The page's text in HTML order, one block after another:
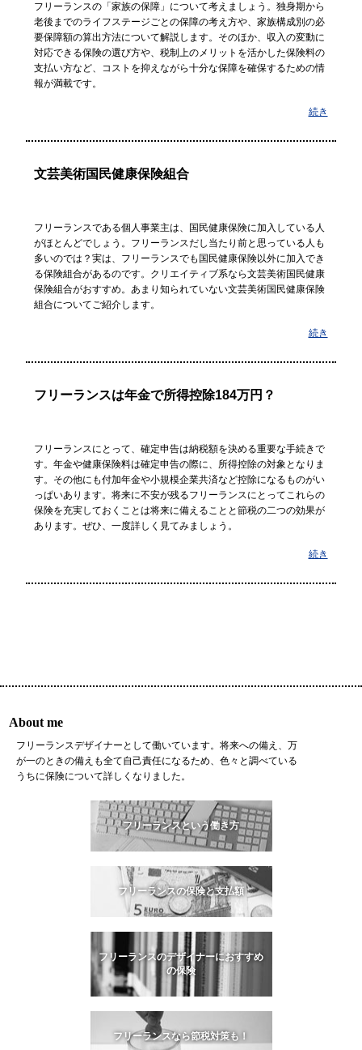
フリーランスの「家族の保障」について考えましょう。独身期から
老後までのライフステージごとの保障の考え方や、家族構成別の必
要保障額の算出方法について解説します。そのほか、収入の変動に
対応できる保険の選び方や、税制上のメリットを活かした保険料の
支払い方など、コストを抑えながら十分な保障を確保するための情
報が満載です。
続き
文芸美術国民健康保険組合
フリーランスである個人事業主は、国民健康保険に加入している人
がほとんどでしょう。フリーランスだし当たり前と思っている人も
多いのでは？実は、フリーランスでも国民健康保険以外に加入でき
る保険組合があるのです。クリエイティブ系なら文芸美術国民健康
保険組合がおすすめ。あまり知られていない文芸美術国民健康保険
組合についてご紹介します。
続き
フリーランスは年金で所得控除184万円？
フリーランスにとって、確定申告は納税額を決める重要な手続きで
す。年金や健康保険料は確定申告の際に、所得控除の対象となりま
す。その他にも付加年金や小規模企業共済など控除になるものがい
っぱいあります。将来に不安が残るフリーランスにとってこれらの
保険を充実しておくことは将来に備えることと節税の二つの効果が
あります。ぜひ、一度詳しく見てみましょう。
続き
About me
フリーランスデザイナーとして働いています。将来への備え、万
が一のときの備えも全て自己責任になるため、色々と調べている
うちに保険について詳しくなりました。
フリーランスという働き方
フリーランスの保険と支払額
フリーランスのデザイナーにおすすめ
の保険
フリーランスなら節税対策も！